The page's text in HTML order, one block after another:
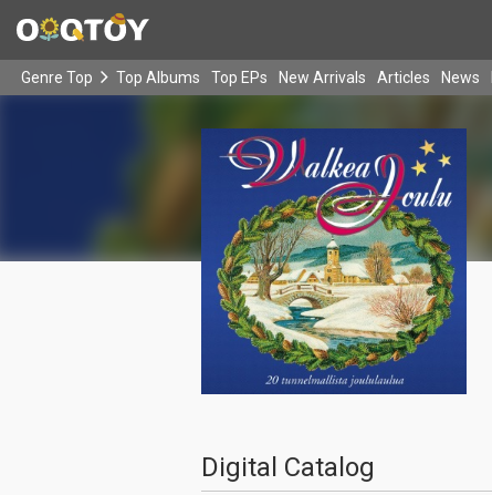
Genre Top Top Albums Top EPs New Arrivals Articles News
Digital Catalog